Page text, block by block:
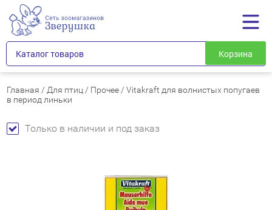
Каталог товаров Корзина
Главная / Для птиц / Прочее /Vitakraft для волнистых попугаев
в период линьки
Только в наличии и под заказ